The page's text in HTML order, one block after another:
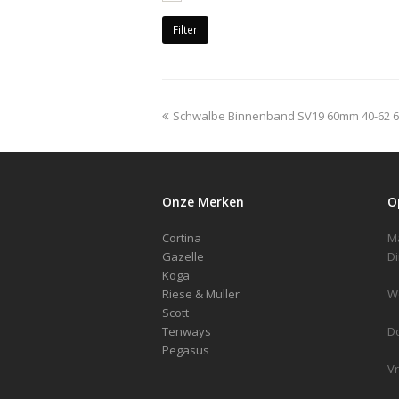
Filter
previous
Schwalbe Binnenband SV19 60mm 40-62
Onze Merken
Cortina
Gazelle
Koga
Riese & Muller
Scott
Tenways
Pegasus